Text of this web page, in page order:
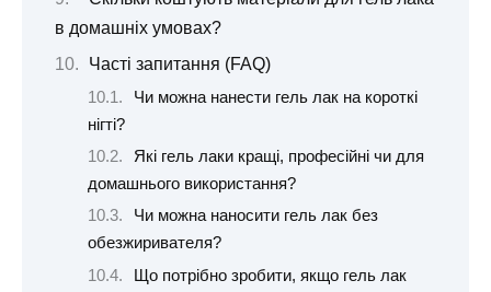
в домашніх умовах?
Часті запитання (FAQ)
Чи можна нанести гель лак на короткі
нігті?
Які гель лаки кращі, професійні чи для
домашнього використання?
Чи можна наносити гель лак без
обезжиривателя?
Що потрібно зробити, якщо гель лак